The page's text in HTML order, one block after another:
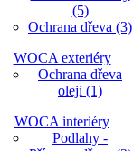
(5)
Ochrana dřeva (3)
WOCA exteriéry
Ochrana dřeva
oleji (1)
WOCA interiéry
Podlahy -